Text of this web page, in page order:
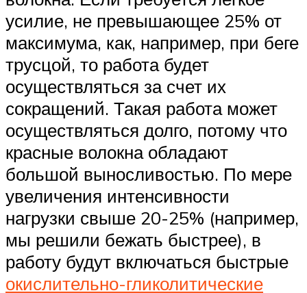
усилие, не превышающее 25% от
максимума, как, например, при беге
трусцой, то работа будет
осуществляться за счет их
сокращений. Такая работа может
осуществляться долго, потому что
красные волокна обладают
большой выносливостью. По мере
увеличения интенсивности
нагрузки свыше 20-25% (например,
мы решили бежать быстрее), в
работу будут включаться быстрые
окислительно-гликолитические